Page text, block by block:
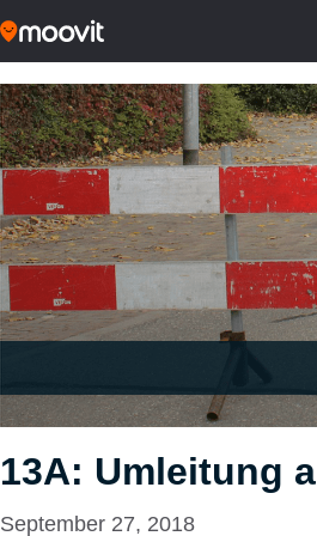
13A: Umleitung
September 27, 2018